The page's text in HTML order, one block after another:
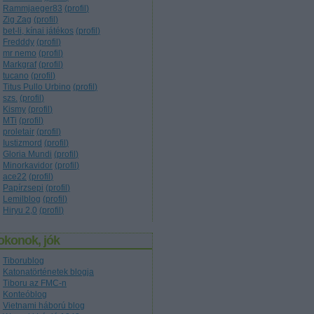
Rammjaeger83 (profil )
Zig Zag (profil )
bet-li, kínai játékos (profil )
Fredddy (profil )
mr nemo (profil )
Markgraf (profil )
tucano (profil )
Titus Pullo Urbino (profil )
szs. (profil )
Kismy (profil )
MTi (profil )
proletair (profil )
Iustizmord (profil )
Gloria Mundi (profil )
Minorkavidor (profil )
ace22 (profil )
Papírzsepi (profil )
Lemilblog (profil )
Hiryu 2,0 (profil )
jók
Tiborublog
Katonatörténetek blogja
Tiboru az FMC-n
Konteóblog
Vietnami háború blog